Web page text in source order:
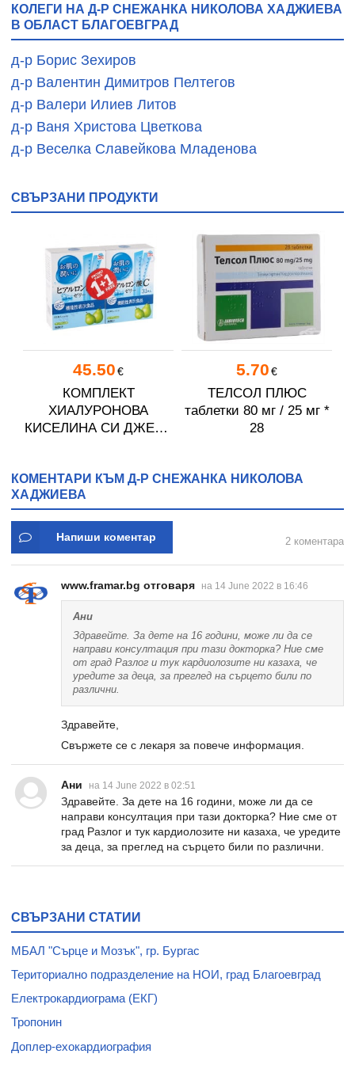
КОЛЕГИ НА Д-Р СНЕЖАНКА НИКОЛОВА ХАДЖИЕВА
В ОБЛАСТ БЛАГОЕВГРАД
д-р Борис Зехиров
д-р Валентин Димитров Пелтегов
д-р Валери Илиев Литов
д-р Ваня Христова Цветкова
д-р Веселка Славейкова Младенова
СВЪРЗАНИ ПРОДУКТИ
45.50 €
КОМПЛЕКТ
ХИАЛУРОНОВА
КИСЕЛИНА СИ ДЖЕЛИ
5.70 €
ТЕЛСОЛ ПЛЮС
таблетки 80 мг / 25 мг *
28
КОМЕНТАРИ КЪМ Д-Р СНЕЖАНКА НИКОЛОВА
ХАДЖИЕВА
Напиши коментар 2 коментара
www.framar.bg отговаря на 14 June 2022 в 16:46
Ани
Здравейте. За дете на 16 години, може ли да се
направи консултация при тази докторка? Ние сме
от град Разлог и тук кардиолозите ни казаха, че
уредите за деца, за преглед на сърцето били по
различни.
Здравейте,
Свържете се с лекаря за повече информация.
Ани на 14 June 2022 в 02:51
Здравейте. За дете на 16 години, може ли да се
направи консултация при тази докторка? Ние сме от
град Разлог и тук кардиолозите ни казаха, че уредите
за деца, за преглед на сърцето били по различни.
СВЪРЗАНИ СТАТИИ
МБАЛ "Сърце и Мозък", гр. Бургас
Териториално подразделение на НОИ, град Благоевград
Електрокардиограма (ЕКГ)
Тропонин
Доплер-ехокардиография